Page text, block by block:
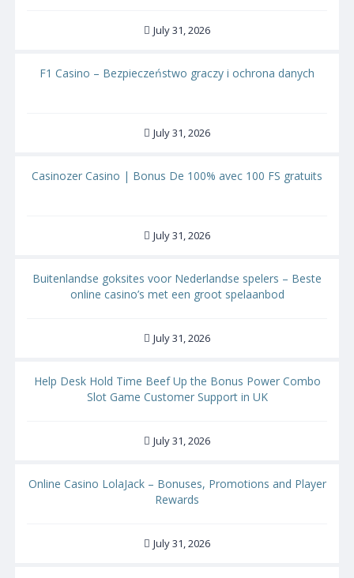
July 31, 2026
F1 Casino – Bezpieczeństwo graczy i ochrona danych
July 31, 2026
Casinozer Casino | Bonus De 100% avec 100 FS gratuits
July 31, 2026
Buitenlandse goksites voor Nederlandse spelers – Beste
online casino’s met een groot spelaanbod
July 31, 2026
Help Desk Hold Time Beef Up the Bonus Power Combo
Slot Game Customer Support in UK
July 31, 2026
Online Casino LolaJack – Bonuses, Promotions and Player
Rewards
July 31, 2026